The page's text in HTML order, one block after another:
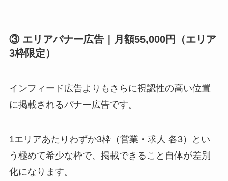
③ エリアバナー広告｜月額55,000円（エリア
3枠限定）
インフィード広告よりもさらに視認性の高い位置
に掲載されるバナー広告です。
1エリアあたりわずか3枠（営業・求人 各3）とい
う極めて希少な枠で、掲載できること自体が差別
化になります。